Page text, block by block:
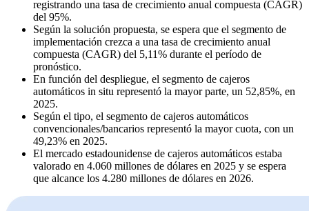
registrando una tasa de crecimiento anual compuesta (CAGR)
del 95%.
Según la solución propuesta, se espera que el segmento de
implementación crezca a una tasa de crecimiento anual
compuesta (CAGR) del 5,11% durante el período de
pronóstico.
En función del despliegue, el segmento de cajeros
automáticos in situ representó la mayor parte, un 52,85%, en
2025.
Según el tipo, el segmento de cajeros automáticos
convencionales/bancarios representó la mayor cuota, con un
49,23% en 2025.
El mercado estadounidense de cajeros automáticos estaba
valorado en 4.060 millones de dólares en 2025 y se espera
que alcance los 4.280 millones de dólares en 2026.